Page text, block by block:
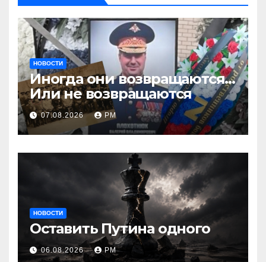
НОВОСТИ
Иногда они возвращаются…
Или не возвращаются
07.08.2026 РМ
НОВОСТИ
Оставить Путина одного
06.08.2026 РМ